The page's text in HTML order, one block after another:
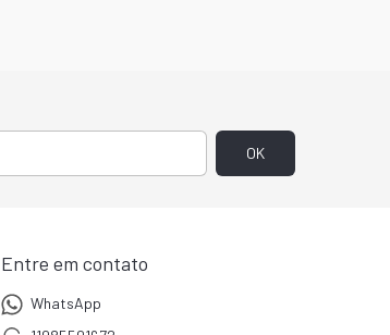
Entre em contato
WhatsApp